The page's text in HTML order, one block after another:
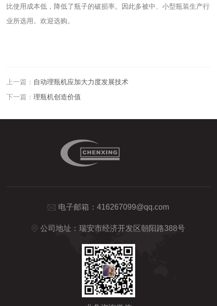
比使用成本低，降低了瓶子的破损率。因此多被中、小型瓶装生产行
业所选用。欢迎选购。
上一篇： 自动理瓶机应加大力度发展技术
下一篇：理瓶机创造价值
电子邮箱：416267099@qq.com
公司地址：瑞安市经济开发区朝阳路388号